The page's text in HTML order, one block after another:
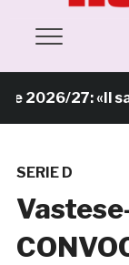
27: «Il sale
SERIE D